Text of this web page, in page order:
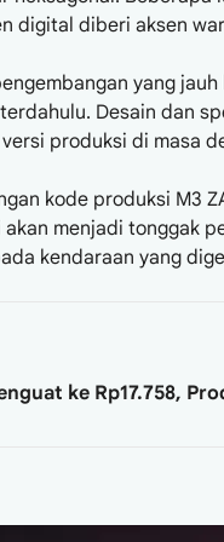
digital diberi aksen
yang
Desain dan
produksi di masa
kode produksi M3
menjadi tonggak
kendaraan yang
ke Rp17.758,